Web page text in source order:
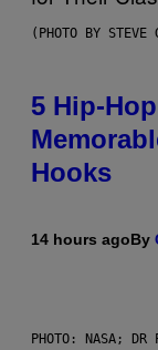
(PHOTO BY STEVE
5 Hip-
Hooks
14 hours agoBy
PHOTO: NASA;